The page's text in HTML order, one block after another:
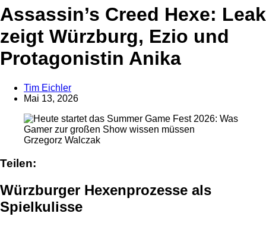
Assassin’s Creed Hexe: Leak
zeigt Würzburg, Ezio und
Protagonistin Anika
Tim Eichler
Mai 13, 2026
Grzegorz Walczak
Teilen:
Würzburger Hexenprozesse als
Spielkulisse